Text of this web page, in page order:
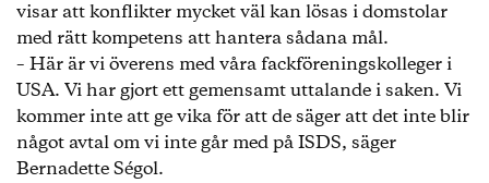
visar att konflikter mycket väl kan lösas i domstolar
med rätt kompetens att hantera sådana mål.
– Här är vi överens med våra fackföreningskolleger i
USA. Vi har gjort ett gemensamt uttalande i saken. Vi
kommer inte att ge vika för att de säger att det inte blir
något avtal om vi inte går med på ISDS, säger
Bernadette Ségol.